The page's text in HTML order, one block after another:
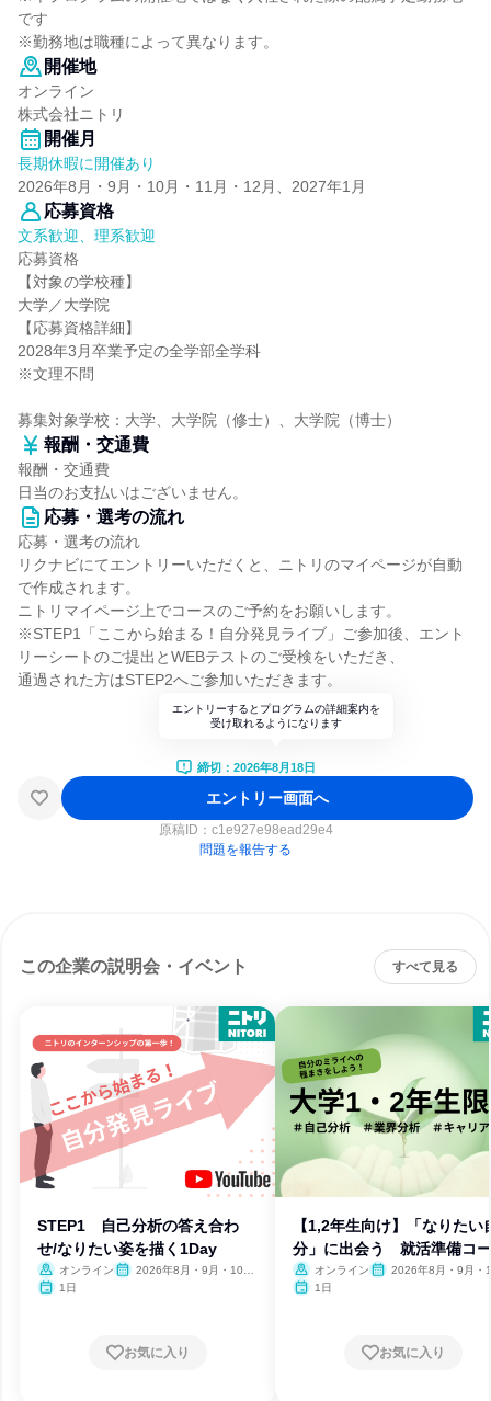
です
※勤務地は職種によって異なります。
開催地
オンライン
株式会社ニトリ
開催月
長期休暇に開催あり
2026年8月・9月・10月・11月・12月、2027年1月
応募資格
文系歓迎、理系歓迎
応募資格
【対象の学校種】
大学／大学院
【応募資格詳細】
2028年3月卒業予定の全学部全学科
※文理不問
募集対象学校：大学、大学院（修士）、大学院（博士）
報酬・交通費
報酬・交通費
日当のお支払いはございません。
応募・選考の流れ
応募・選考の流れ
リクナビにてエントリーいただくと、ニトリのマイページが自動
で作成されます。
ニトリマイページ上でコースのご予約をお願いします。
※STEP1「ここから始まる！自分発見ライブ」ご参加後、エント
リーシートのご提出とWEBテストのご受検をいただき、
通過された方はSTEP2へご参加いただきます。
エントリーするとプログラムの詳細案内を
受け取れるようになります
締切：2026年8月18日
エントリー画面へ
原稿ID： c1e927e98ead29e4
問題を報告する
この企業の説明会・イベント すべて見る
STEP1 自己分析の答え合わ
せ/なりたい姿を描く1Day
オンライン
2026年8月・9月・10
1日
お気に入り
【1,2年生向け】「なりたい
分」に出会う 就活準備コ
オンライン
2026年8月・9月・
1日
お気に入り